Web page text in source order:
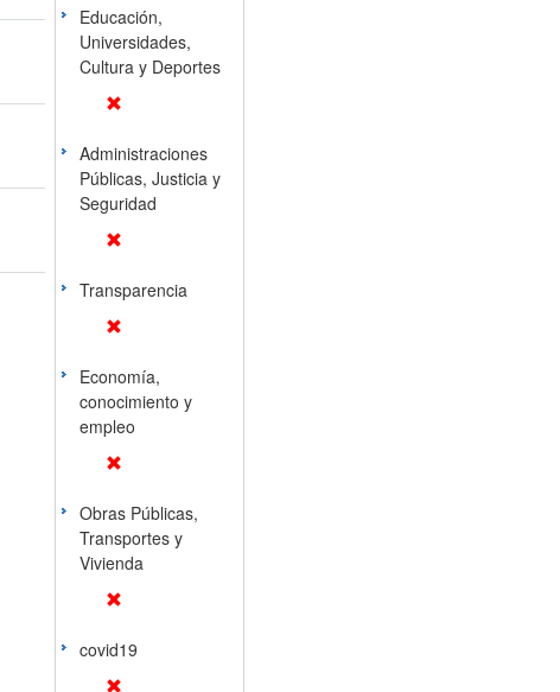
Educación,
Universidades,
Cultura y Deportes
Administraciones
Públicas, Justicia y
Seguridad
Transparencia
Economía,
conocimiento y
empleo
Obras Públicas,
Transportes y
Vivienda
covid19